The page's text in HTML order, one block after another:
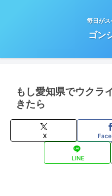
毎日が
ゴン
もし愛知県でウクラ
きたら
X
LINE